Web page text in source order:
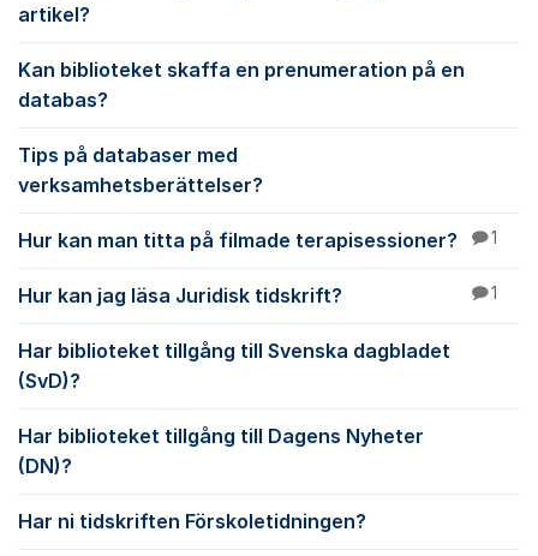
artikel?
Kan biblioteket skaffa en prenumeration på en
databas?
Tips på databaser med
verksamhetsberättelser?
Hur kan man titta på filmade terapisessioner? 1
Hur kan jag läsa Juridisk tidskrift? 1
Har biblioteket tillgång till Svenska dagbladet
(SvD)?
Har biblioteket tillgång till Dagens Nyheter
(DN)?
Har ni tidskriften Förskoletidningen?